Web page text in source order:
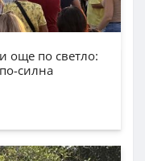
още по светло:
силна